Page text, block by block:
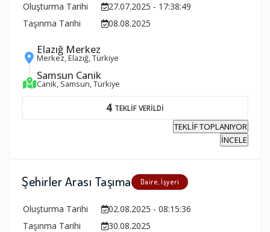
Oluşturma Tarihi
27.07.2025 - 17:38:49
Taşınma Tarihi
08.08.2025
Elazığ Merkez
Merkez, Elazığ, Türkiye
Samsun Canik
Canik, Samsun, Türkiye
4 TEKLİF VERİLDİ
TEKLİF TOPLANIYOR
İNCELE
Şehirler Arası Taşıma Daire, İşyeri
Oluşturma Tarihi
02.08.2025 - 08:15:36
Taşınma Tarihi
30.08.2025